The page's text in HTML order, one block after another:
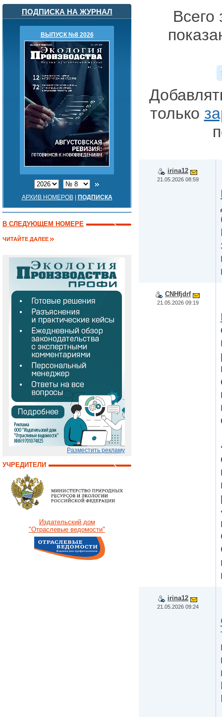
ПОДПИСКА НА ЖУРНАЛ
ВЫПУСК №8 2026
АРХИВ НОМЕРОВ| ПОДПИСКА
В СЛЕДУЮЩЕМ НОМЕРЕ
ЧИТАЙТЕ ДАЛЕЕ
Разместить рекламу
УЧРЕДИТЕЛИ
Издательский дом
"Отраслевые ведомости"
Всего
только
irina12
21.05.2026 08:59
CNHfjdrf
21.05.2026 09:19
irina12
21.05.2026 09:24